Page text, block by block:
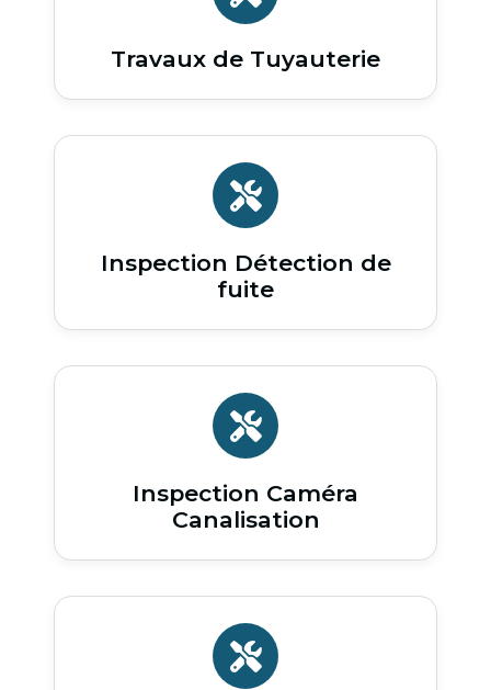
Travaux de Tuyauterie
Inspection Détection de
fuite
Inspection Caméra
Canalisation